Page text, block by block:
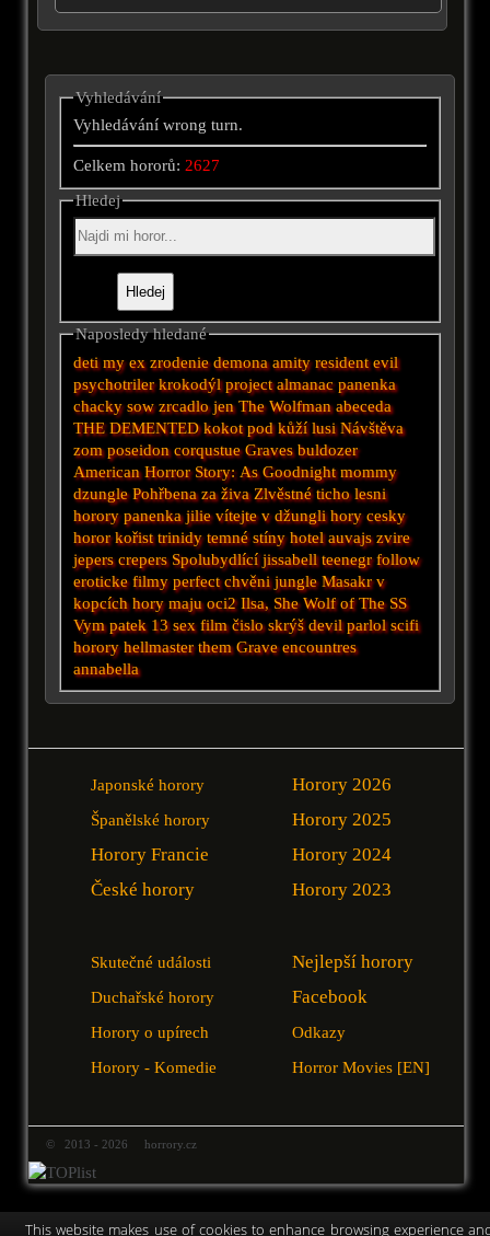
Vyhledávání
Vyhledávání wrong turn.
Celkem hororů:2627
Hledej
Naposledy hledané
deti my ex zrodenie demona amity resident evil
psychotriler krokodýl project almanac panenka
chacky sow zrcadlo jen The Wolfman abeceda
THE DEMENTED kokot pod kůží lusi Návštěva
zom poseidon corqustue Graves buldozer
American Horror Story: As Goodnight mommy
dzungle Pohřbena za živa Zlvěstné ticho lesni
hororypanenka jilie vítejte v džungli hory cesky
horor kořist trinidy temné stíny hotel auvajs zvire
jepers crepers Spolubydlící jissabell teenegr follow
eroticke filmy perfect chvěni jungle Masakr v
kopcích hory maju oci2 Ilsa, She Wolf of The SS
Vym patek 13 sex film čislo skrýš devil parlol scifi
horory hellmaster them Grave encountres
annabella
Japonské horory
Španělské horory
Horory Francie
České horory
Horory 2026
Horory 2025
Horory 2024
Horory 2023
Skutečné události
Duchařské horory
Horory o upírech
Horory - Komedie
Nejlepší horory
Facebook
Odkazy
Horror Movies [EN]
© 2013 - 2026 horrory.cz
This website makes use of cookies to enhance browsing experience